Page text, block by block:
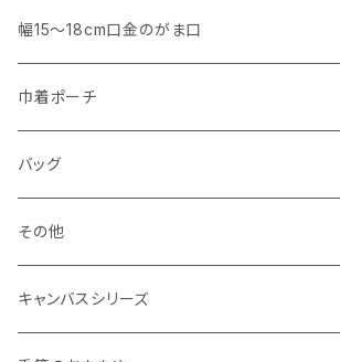
マチあり
マチなし
マチあり
マチなし
マチあり
・ くし形
マチなし
マチあり
・ 親子がま口 角型
マチなし
マチあり
・ 親子がま口 くし形
マチなし
マチあり
・ ポーチタイプ 角型
マチなし
マチあり
・ ポーチタイプ くし形
マチなし
マチあり
幅15～18cm口金のがま口
・ 角型
マチなし
マチあり
・ くし形
マチなし
マチあり
巾着ポーチ
バッグ
その他
キャンバスシリーズ